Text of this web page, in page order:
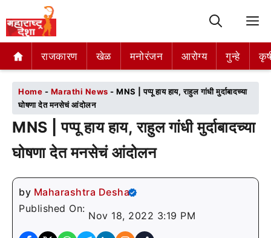
राजकारण खेळ मनोरंजन आरोग्य गुन्हे
राजकारण खेळ मनोरंजन आरोग्य गुन्हे
Home - Marathi News - MNS | पप्पू हाय हाय, राहुल गांधी मुर्दाबादच्या
घोषणा देत मनसेचं आंदोलन
MNS | पप्पू हाय हाय, राहुल गांधी मुर्दाबादच्या
घोषणा देत मनसेचं आंदोलन
by Maharashtra Desha
Published On:
Nov 18, 2022 3:19 PM